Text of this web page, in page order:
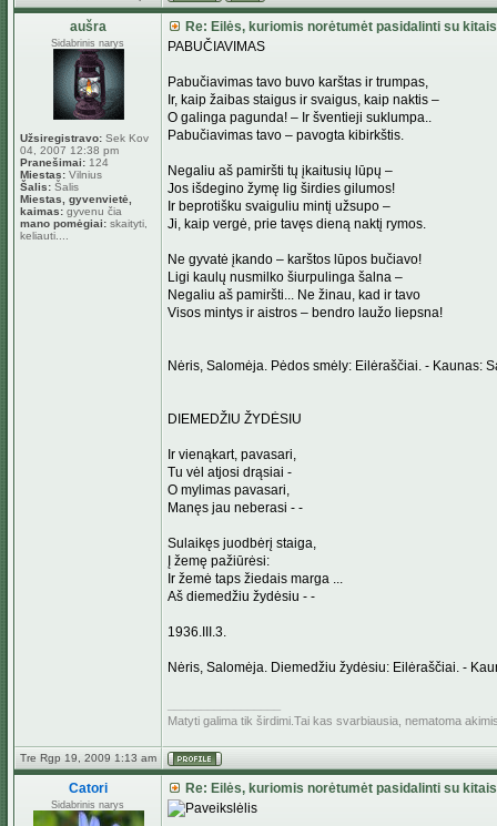
aušra
Sidabrinis narys
Užsiregistravo: Sek Kov
04, 2007 12:38 pm
Pranešimai: 124
Miestas: Vilnius
Šalis: Šalis
Miestas, gyvenvietė,
kaimas: gyvenu čia
mano pomėgiai: skaityti,
keliauti....
Re: Eilės, kuriomis norėtumėt pasidalinti su kitais
PABUČIAVIMAS
Pabučiavimas tavo buvo karštas ir trumpas,
Ir, kaip žaibas staigus ir svaigus, kaip naktis –
O galinga pagunda! – Ir šventieji suklumpa..
Pabučiavimas tavo – pavogta kibirkštis.
Negaliu aš pamiršti tų įkaitusių lūpų –
Jos išdegino žymę lig širdies gilumos!
Ir beprotišku svaiguliu mintį užsupo –
Ji, kaip vergė, prie tavęs dieną naktį rymos.
Ne gyvatė įkando – karštos lūpos bučiavo!
Ligi kaulų nusmilko šiurpulinga šalna –
Negaliu aš pamiršti... Ne žinau, kad ir tavo
Visos mintys ir aistros – bendro laužo liepsna!
Nėris, Salomėja. Pėdos smėly: Eilėraščiai. - Kaunas:
DIEMEDŽIU ŽYDĖSIU
Ir vienąkart, pavasari,
Tu vėl atjosi drąsiai -
O mylimas pavasari,
Manęs jau neberasi - -
Sulaikęs juodbėrį staiga,
Į žemę pažiūrėsi:
Ir žemė taps žiedais marga ...
Aš diemedžiu žydėsiu - -
1936.III.3.
Nėris, Salomėja. Diemedžiu žydėsiu: Eilėraščiai. -
Matyti galima tik širdimi.Tai kas svarbiausia, nematoma
Tre Rgp 19, 2009 1:13 am
Catori
Sidabrinis narys
Re: Eilės, kuriomis norėtumėt pasidalinti su kitais